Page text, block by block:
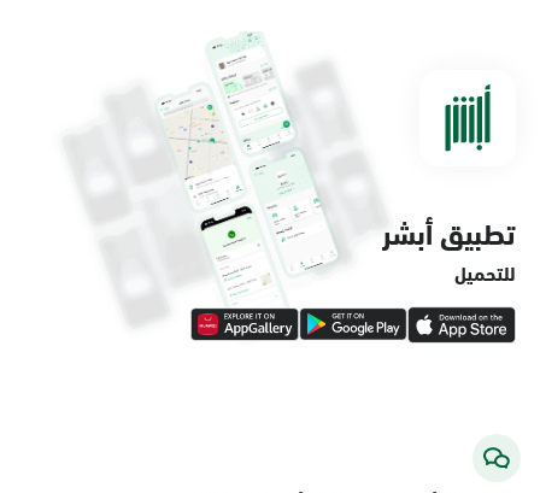
الدمام, الدمام - مستشفى الملك فهد
الدمام, الدمام - لولو ماركت حي الفاخرية
الأحد - الخميس (08:00-14:30)
تطبيق أبشر
للتحميل